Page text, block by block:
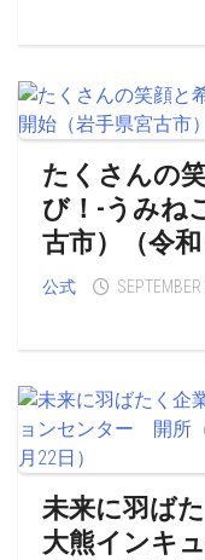
たくさんの
び！-うみね
古市）（令和
公式
未来に羽ば
大熊インキ